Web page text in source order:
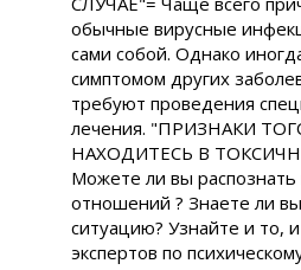
обычные вирусные
сами собой. Однако
симптомом других
требуют проведения
лечения. "ПРИЗНАКИ
НАХОДИТЕСЬ В
Можете ли вы распознать
отношений ? Знаете ли
ситуацию? Узнайте и то,
экспертов по